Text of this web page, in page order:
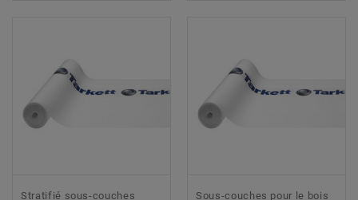
Stratifié sous-couches Sous-couches pour le bois